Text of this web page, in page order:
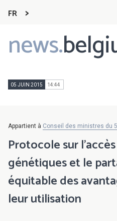
FR
news.
Main
navigation
05 JUIN 2015 14:44
Appartient à Conseil des ministres du
Protocole sur
génétiques et le
équitable des
leur utilisation